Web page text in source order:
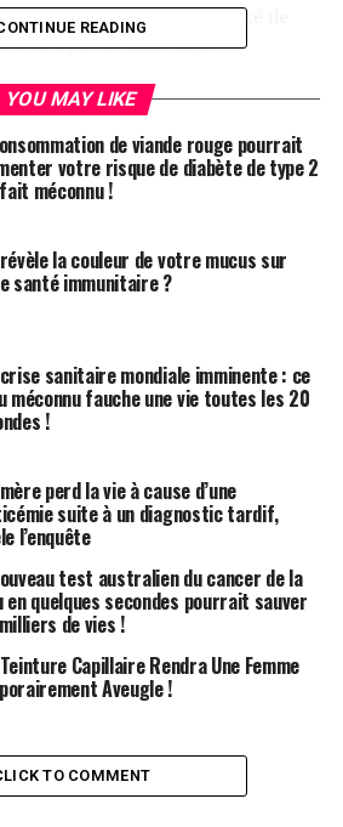
de 75 % la probabilité de
rétinopathie diabétique
tendance inquiétante s’est
de cinq ans. De plus, le risque
maculaire diabétique (OMD) et
oculaires a également
dans la même période chez
tels que les AVC, les
et la mortalité prématurée
fréquents chez les patients
comme l’a souligné le Dr
de Stanford lors de la
Society of Retina Specialists.
cliniques
que bien que ces études
de données aient leurs limites, elles
précieux qui méritent des
des questions de dépistage,
STOP-Bang, lors des
consultent des spécialistes plus
généraliste.
READING
YOU MAY LIKE
de viande rouge pourrait
votre risque de diabète de type 2
méconnu !
la couleur de votre mucus sur
santé immunitaire ?
sanitaire mondiale imminente : ce
méconnu fauche une vie toutes les 20
!
perd la vie à cause d’une
suite à un diagnostic tardif,
l’enquête
test australien du cancer de la
en quelques secondes pourrait sauver
de vies !
Capillaire Rendra Une Femme
Aveugle !
TO COMMENT